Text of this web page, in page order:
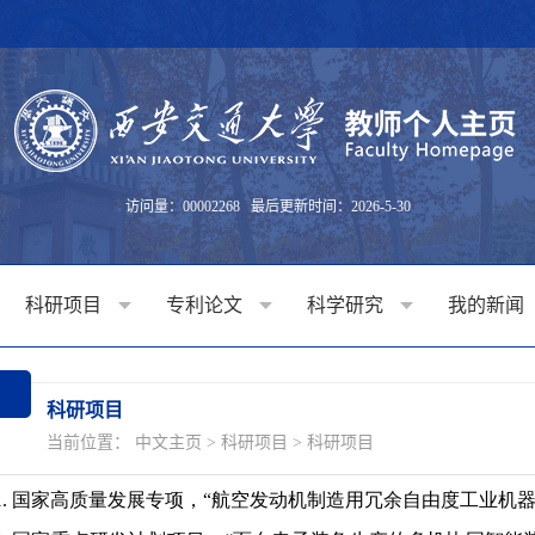
访问量：00002268 最后更新时间： 2026-5-30
科研项目 专利论文 科学研究 我的新闻
科研项目
当前位置： 中文主页 > 科研项目 > 科研项目